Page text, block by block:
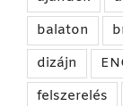
balaton
dizájn
felszerelés